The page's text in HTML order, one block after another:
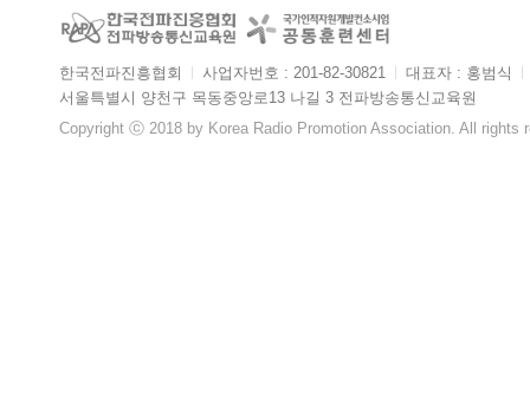
한국전파진흥협회 사업자번호 : 201-82-30821 대표자 : 홍범식
서울특별시 양천구 목동중앙로13 나길 3 전파방송통신교육원
Copyright ⓒ 2018 by Korea Radio Promotion Association. All rights